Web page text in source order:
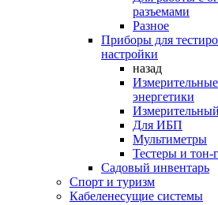
разъемами
Разное
Приборы для
настройки
назад
энергетики
Для ИБП
Мультиметры
Тестеры и тон-
Садовый инвентарь
Спорт и туризм
Кабеленесущие системы